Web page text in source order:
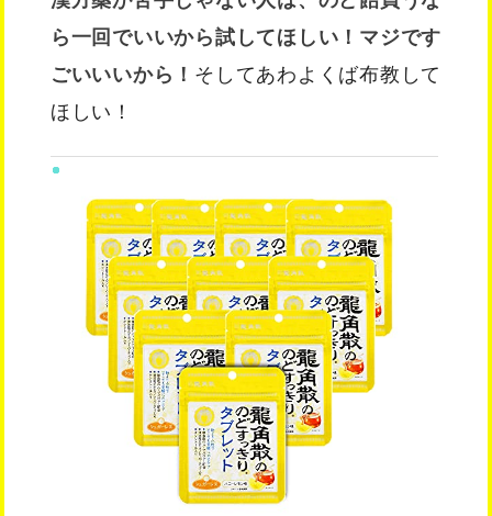
ら一回でいいから試してほしい！マジです
ごいいいから！ そしてあわよくば布教して
ほしい！